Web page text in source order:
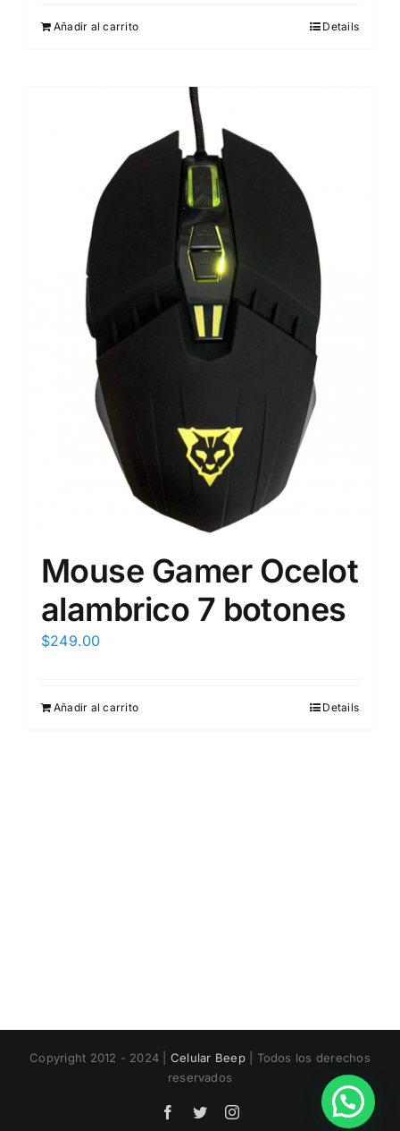
Añadir al carrito Details
Mouse Gamer Ocelot
alambrico 7 botones
$249.00
Añadir al carrito Details
Copyright 2012 - 2024 | Celular Beep| Todos los derechos
reservados
Facebook
TwitterInstagram